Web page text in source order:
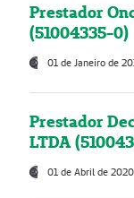
Prestador
(51004335-0)
01 de Janeiro de
Prestador
LTDA
01 de Abril de 2020